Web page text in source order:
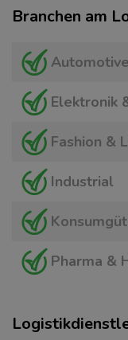
Branchen am
Automotive
Elektronik
Fashion &
Industrial
Pharma &